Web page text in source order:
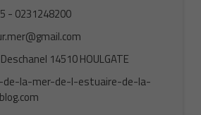
- 0231248200
14510 HOULGATE
la-mer-de-l-estuaire-de-la-